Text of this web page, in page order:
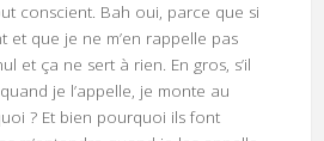
conscient. Bah oui, parce que si
et que je ne m’en rappelle pas
et ça ne sert à rien. En gros, s’il
je l’appelle, je monte au
? Et bien pourquoi ils font